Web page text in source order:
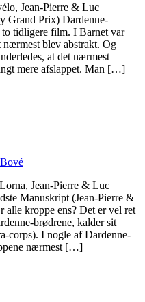
Jean-Pierre & Luc
Grand Prix) Dardenne-
to tidligere film. I Barnet var
nærmest blev abstrakt. Og
at det nærmest
mere afslappet. Man […]
Jean-Pierre & Luc
Manuskript (Jean-Pierre &
alle kroppe ens? Det er vel ret
brødrene, kalder sit
corps). I nogle af Dardenne-
nærmest […]